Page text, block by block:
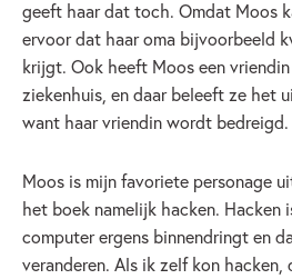
geeft haar dat toch. Omdat Moos
ervoor dat haar oma bijvoorbeeld
krijgt. Ook heeft Moos een
ziekenhuis, en daar beleeft ze het
want haar vriendin wordt bedreigd.
Moos is mijn favoriete personage
het boek namelijk hacken. Hacken
computer ergens binnendringt en
veranderen. Als ik zelf kon hacken,